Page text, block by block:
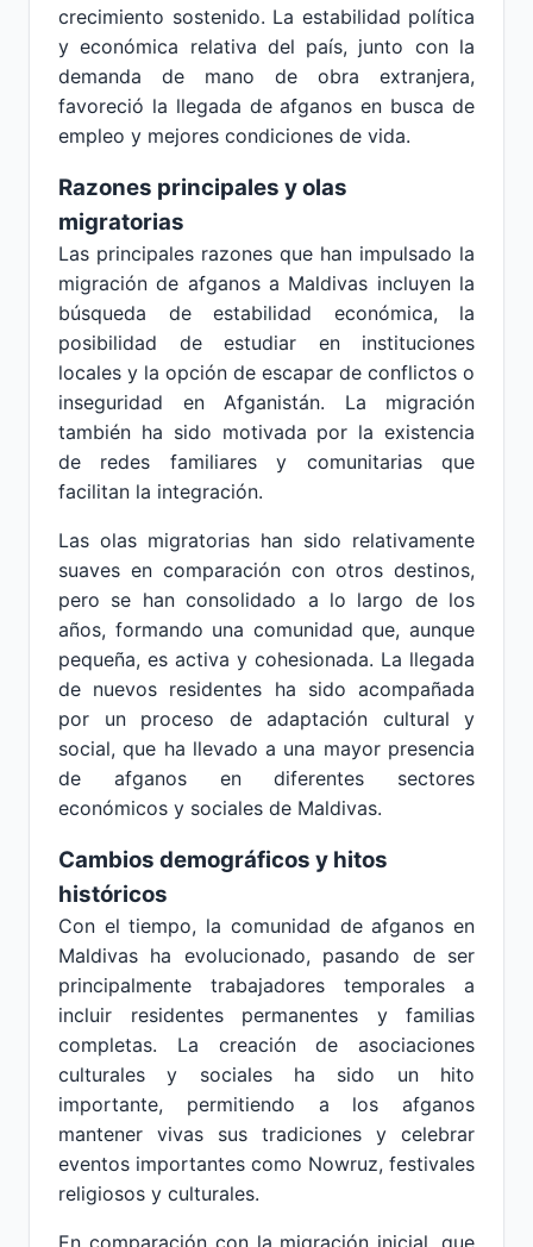
crecimiento sostenido. La estabilidad política
y económica relativa del país, junto con la
demanda de mano de obra extranjera,
favoreció la llegada de afganos en busca de
empleo y mejores condiciones de vida.
Razones principales y olas
migratorias
Las principales razones que han impulsado la
migración de afganos a Maldivas incluyen la
búsqueda de estabilidad económica, la
posibilidad de estudiar en instituciones
locales y la opción de escapar de conflictos o
inseguridad en Afganistán. La migración
también ha sido motivada por la existencia
de redes familiares y comunitarias que
facilitan la integración.
Las olas migratorias han sido relativamente
suaves en comparación con otros destinos,
pero se han consolidado a lo largo de los
años, formando una comunidad que, aunque
pequeña, es activa y cohesionada. La llegada
de nuevos residentes ha sido acompañada
por un proceso de adaptación cultural y
social, que ha llevado a una mayor presencia
de afganos en diferentes sectores
económicos y sociales de Maldivas.
Cambios demográficos y hitos
históricos
Con el tiempo, la comunidad de afganos en
Maldivas ha evolucionado, pasando de ser
principalmente trabajadores temporales a
incluir residentes permanentes y familias
completas. La creación de asociaciones
culturales y sociales ha sido un hito
importante, permitiendo a los afganos
mantener vivas sus tradiciones y celebrar
eventos importantes como Nowruz, festivales
religiosos y culturales.
En comparación con la migración inicial, que